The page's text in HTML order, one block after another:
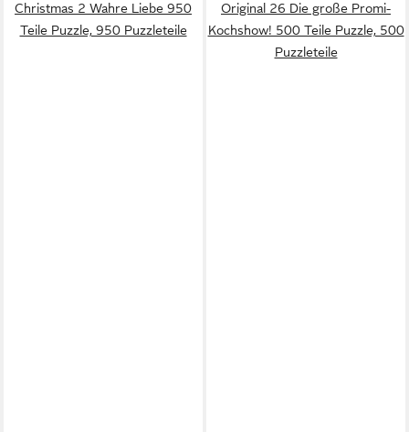
Christmas 2 Wahre Liebe 950
Teile Puzzle, 950 Puzzleteile
Original 26 Die große Promi-
Kochshow! 500 Teile Puzzle, 500
Puzzleteile